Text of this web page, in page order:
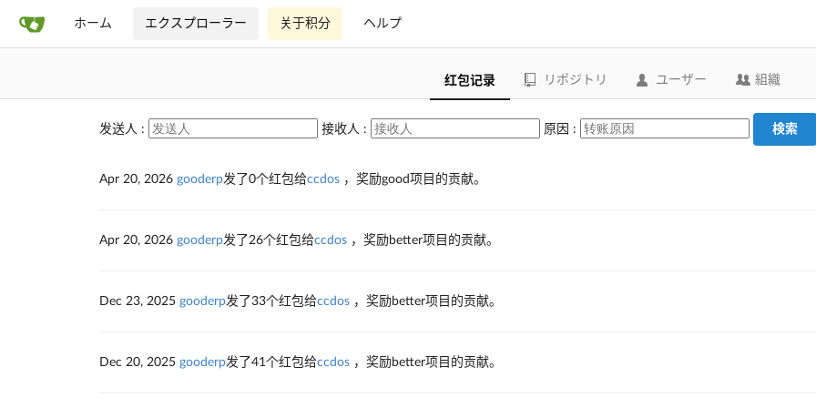
ホーム エクスプローラー 关于积分 ヘルプ
红包记录 リポジトリ ユーザー 組織
发送人 : 接收人 : 原因 : 検索
Apr 20, 2026 gooderp发了0个红包给ccdos，奖励good项目的贡献。
Apr 20, 2026 gooderp发了26个红包给ccdos，奖励better项目的贡献。
Dec 23, 2025 gooderp发了33个红包给ccdos，奖励better项目的贡献。
Dec 20, 2025 gooderp发了41个红包给ccdos，奖励better项目的贡献。